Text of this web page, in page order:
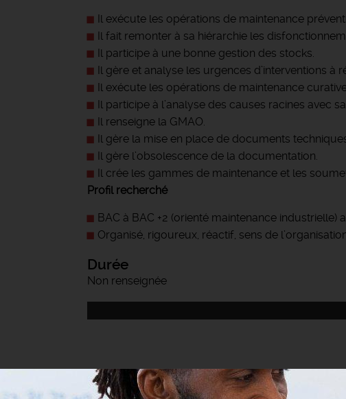
Il exécute les opérations de maintenance
Il fait remonter à sa hiérarchie les
Il participe à une bonne gestion des stocks.
Il gère et analyse les urgences d’interventions à
Il exécute les opérations de maintenance
Il participe à l’analyse des causes racines avec
Il renseigne la GMAO.
Il gère la mise en place de documents
Il gère l’obsolescence de la documentation.
Il crée les gammes de maintenance et les
Profil recherché
BAC à BAC +2 (orienté maintenance industrielle)
Organisé, rigoureux, réactif, sens de
Durée
Non renseignée